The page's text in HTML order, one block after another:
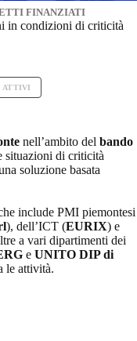
FINANZIATI
in condizioni di criticità
ATTIVI
nell’ambito del bando
situazioni di criticità
soluzione basata
include PMI piemontesi
), dell’ICT (EURIX) e
a vari dipartimenti dei
e UNITO DIP di
le attività.